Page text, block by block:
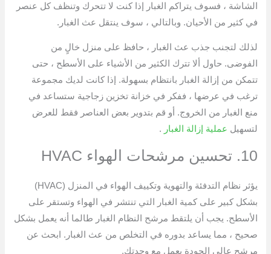
الشاشة ، فسوف يتراكم الغبار إذا كنت لا تتحرك وتنظف كل عنصر
في كثير من الأحيان. وبالتالي ، سوف ينتقل عث الغبار.
لذلك لتجنب جذب عث الغبار ، حافظ على منزل خالٍ من
الفوضى. حاول ألا تترك الكثير من الأشياء على الأسطح ، حتى
تتمكن من إزالة الغبار بانتظام بسهولة. إذا كانت لديك مجموعة
ترغب في عرضها ، ففكر في خزانة تخزين زجاجية ستساعد في
منع الغبار من الخروج. أو قم بتدوير بعض العناصر فقط للعرض
لتسهيل عملية إزالة الغبار .
10. تحسين مرشحات الهواء HVAC
يؤثر نظام التدفئة والتهوية وتكييف الهواء في المنزل (HVAC)
بشكل كبير على كمية الغبار التي تنتشر في الهواء وتستقر على
الأسطح. يجب أن يلتقط مرشح النظام الغبار طالما أنه يعمل بشكل
صحيح ، مما يساعد بدوره في التخلص من عث الغبار. ابحث عن
مرشح عالي الجودة يعمل مع وحدتك.